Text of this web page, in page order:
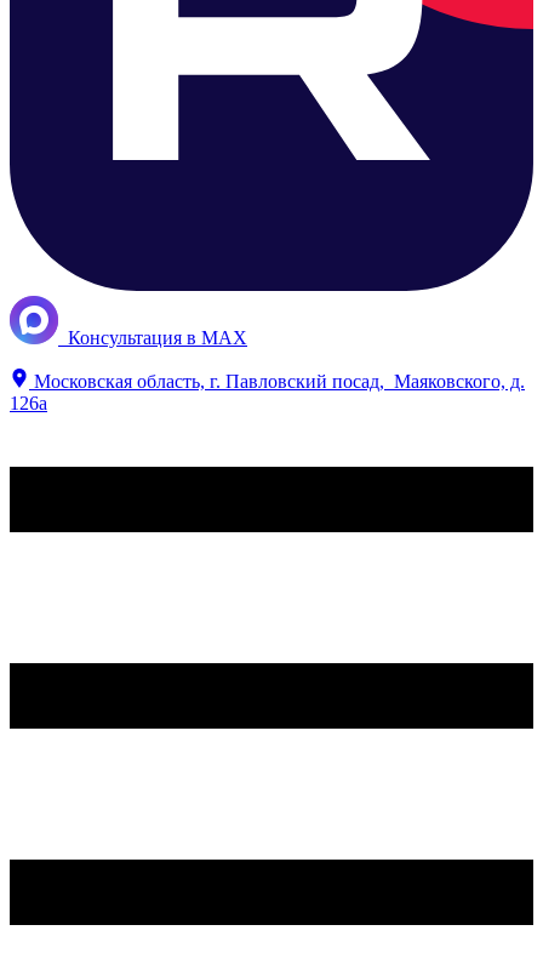
​ ​Консультация в MAX
​Московская область, г. Павловский посад, ​Маяковского, д.
126а